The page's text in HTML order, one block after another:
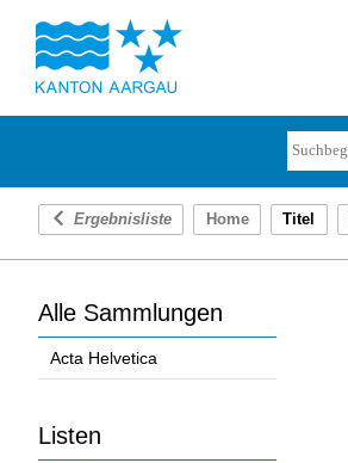
Ergebnisliste Home Titel
Alle Sammlungen
Acta Helvetica
Listen